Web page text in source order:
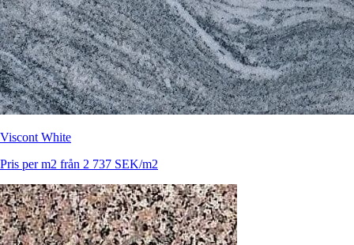
Viscont White
Pris per m2 från 2 737 SEK/m2